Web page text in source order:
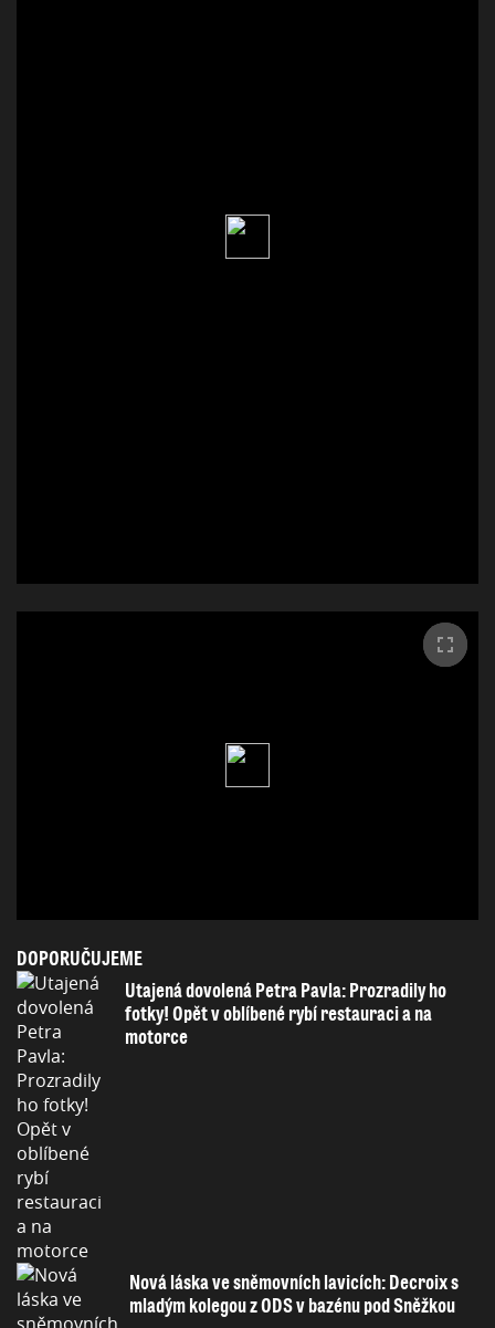
DOPORUČUJEME
Utajená dovolená Petra Pavla: Prozradily ho
fotky! Opět v oblíbené rybí restauraci a na
motorce
Nová láska ve sněmovních lavicích: Decroix s
mladým kolegou z ODS v bazénu pod Sněžkou